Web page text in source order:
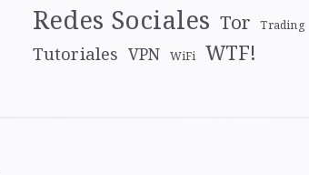
Redes Sociales Tor Trading
Tutoriales VPN WiFi WTF!